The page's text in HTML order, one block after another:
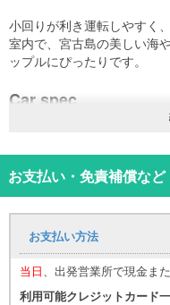
小回りが利き運転しやすく
室内で、宮古島の美しい海
ップルにぴったりです。
Car spec
ダイハツ・ム
車体カラー
ライトローズ
シートカラー-
主要装備
-
ハンドル
右ハンドル
排気量
658cc
その他
禁煙車
車体サイズ
約3,395 x
お支払い・免責補償など
お支払い方法
当日、出発営業所で現金ま
利用可能クレジットカード